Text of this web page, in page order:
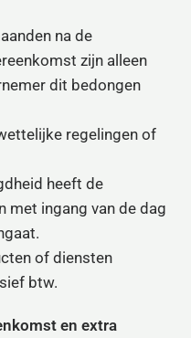
na de
zijn alleen
dit bedongen
regelingen of
heeft de
met ingang van de dag
of diensten
btw.
en extra